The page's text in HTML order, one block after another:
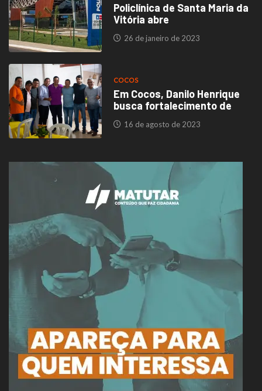
Policlínica de Santa Maria da
Vitória abre
26 de janeiro de 2023
COCOS
Em Cocos, Danilo Henrique
busca fortalecimento de
16 de agosto de 2023